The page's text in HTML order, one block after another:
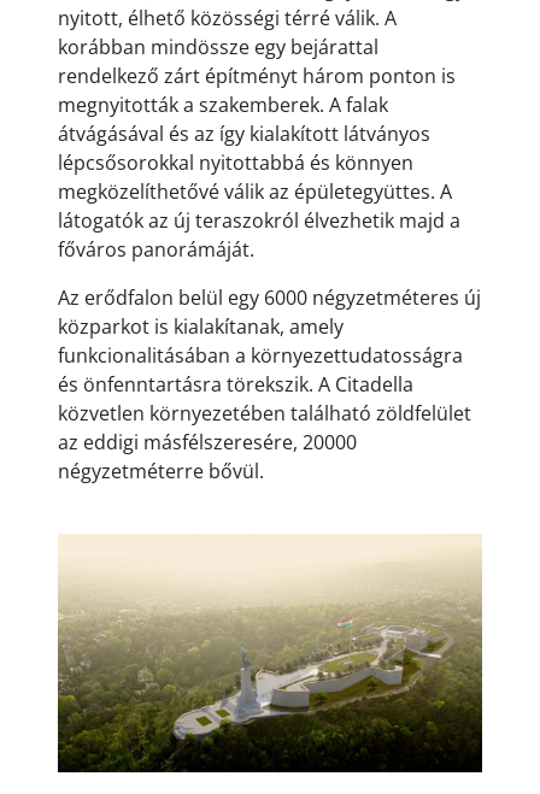
nyitott, élhető közösségi térré válik. A
korábban mindössze egy bejárattal
rendelkező zárt építményt három ponton is
megnyitották a szakemberek. A falak
átvágásával és az így kialakított látványos
lépcsősorokkal nyitottabbá és könnyen
megközelíthetővé válik az épületegyüttes. A
látogatók az új teraszokról élvezhetik majd a
főváros panorámáját.
Az erődfalon belül egy 6000 négyzetméteres új
közparkot is kialakítanak, amely
funkcionalitásában a környezettudatosságra
és önfenntartásra törekszik. A Citadella
közvetlen környezetében található zöldfelület
az eddigi másfélszeresére, 20000
négyzetméterre bővül.